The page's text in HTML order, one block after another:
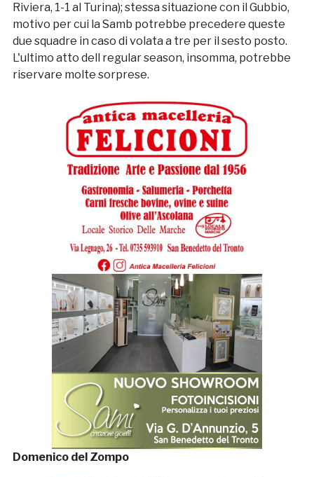
Riviera, 1-1 al Turina); stessa situazione con il Gubbio,
motivo per cui la Samb potrebbe precedere queste
due squadre in caso di volata a tre per il sesto posto.
L'ultimo atto dell regular season, insomma, potrebbe
riservare molte sorprese.
Domenico del Zompo